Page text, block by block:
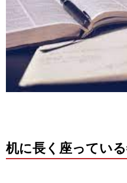
机に長く座ってい